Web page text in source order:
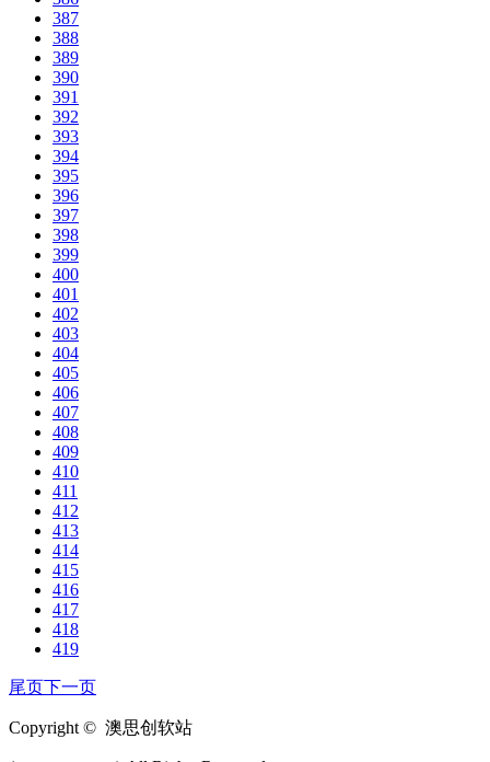
387
388
389
390
391
392
393
394
395
396
397
398
399
400
401
402
403
404
405
406
407
408
409
410
411
412
413
414
415
416
417
418
419
尾页下一页
Copyright © 澳思创软站